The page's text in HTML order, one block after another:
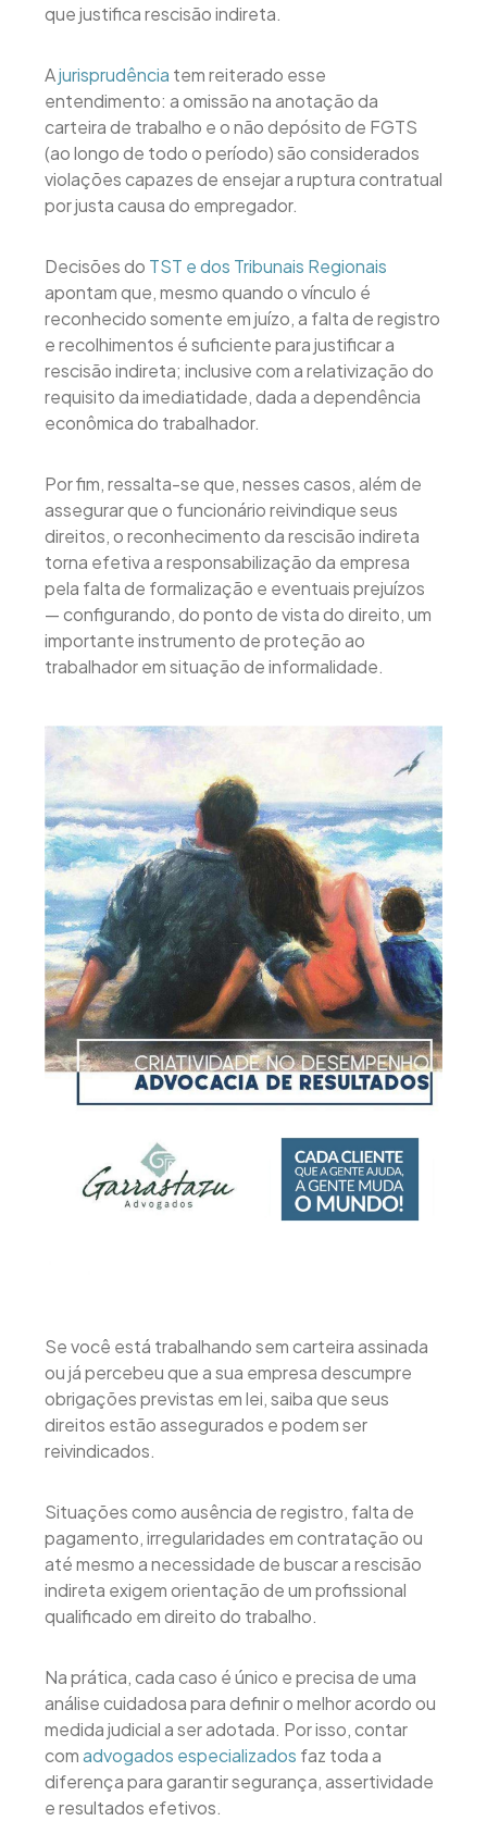
que justifica rescisão indireta.
Ajurisprudência tem reiterado esse
entendimento: a omissão na anotação da
carteira de trabalho e o não depósito de FGTS
(ao longo de todo o período) são considerados
violações capazes de ensejar a ruptura contratual
por justa causa do empregador.
Decisões do TST e dos Tribunais Regionais
apontam que, mesmo quando o vínculo é
reconhecido somente em juízo, a falta de registro
e recolhimentos é suficiente para justificar a
rescisão indireta; inclusive com a relativização do
requisito da imediatidade, dada a dependência
econômica do trabalhador.
Por fim, ressalta-se que, nesses casos, além de
assegurar que o funcionário reivindique seus
direitos, o reconhecimento da rescisão indireta
torna efetiva a responsabilização da empresa
pela falta de formalização e eventuais prejuízos
— configurando, do ponto de vista do direito, um
importante instrumento de proteção ao
trabalhador em situação de informalidade.
Se você está trabalhando sem carteira assinada
ou já percebeu que a sua empresa descumpre
obrigações previstas em lei, saiba que seus
direitos estão assegurados e podem ser
reivindicados.
Situações como ausência de registro, falta de
pagamento, irregularidades em contratação ou
até mesmo a necessidade de buscar a rescisão
indireta exigem orientação de um profissional
qualificado em direito do trabalho.
Na prática, cada caso é único e precisa de uma
análise cuidadosa para definir o melhor acordo ou
medida judicial a ser adotada. Por isso, contar
comadvogados especializados faz toda a
diferença para garantir segurança, assertividade
e resultados efetivos.